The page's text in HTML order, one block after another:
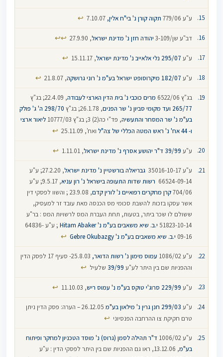
ע"ע 779/06 תקוה קורן נ' בי"ח אלין, ↩
דב"ע שן/3-109 יהודה חזן נ' מדינת ישראל, 27.9.90
↩
↩
ע"ע 295/07 נלי אלאייב נ' מדינת ישראל, 15.11.17
↩
ע"ע 182/07 מיקרוסופט ישראל בע"מ נ' רוני גרושקה, 21.8.07
↩
בג"ץ 6522/06 מרים כוכבי נ' בית הדין הארצי לעבודה, 22.4.09; בג"ץ
265/77 ועד מקומי סביון נ' שר הפנים, 26.1.78; בג"ץ 298/70 ה' ג' פולק
בע"מ נ' שר המסחר והתעשיה, פד"י כה(2) 3; בג"ץ 10777/03
ליאור ארצי
ו- 44 אח' נ' ראש המטה הכללי של צה"ל
ואח', 25.11.09 ↩
ע"ע 39/99 ד"ר יהושע אסרף נ' מדינת ישראל, 1.11.01
↩
ע"ע 35016-10-17‏ ‏ גבריאלה בורשטיין נ' מדינת ישראל
‏, 27.2.20; ע"ע
66524-09-14 ‏ רשות שדות התעופה בישראל נ' רון עניא
, 9.5.17; ע"ע
704/06קרן מחקרים רפואיים נ' לורין קדם
, 23.9.08 ; והשוו לפסקי דין
אשר עסקו בזכות להשבת סכומי מס הכנסה מאת עובד זר למעסיק,
ששולם לו שכר ביתר, בטעות, תחת העברת המס לרשויות המס : בר"ע
51823-10-14 י.ב. שיא משאבים בע"מ נ' Hitam Abaker
; ע"ע 64836-
09-16‏ י.ב. שיא משאבים בע"מ נ' ‏Gebre Okubazgy ↩
ע"ע 1086/02 עמוס מימון נ' רשות הדואר,
25.8.03- סעיף 17 לפסק הדין
וההפניות שם בין היתר לע"ע 39/99 שלעיל ↩
ע"ע 229/99 סרוג'י טוקס בע"מ נ' עמוס ריש, 11.10.03
↩
ע"ע 299/03 חנן גרין נ' מילאון בע"מ
26.12.05 – הערה: פסק הדין ניתן
טרם חקיקת צו ההרחבה הפנסיוני ↩
ע"ע 1006/02‏‏
ד"ר תהילה לסמן (גרוס) נ' מוסד הטכניון למחקר ופיתוח
בע"מ
, 13.12.06, ראו גם ההפניות שם בין היתר לפסקי הדין : ע"ע